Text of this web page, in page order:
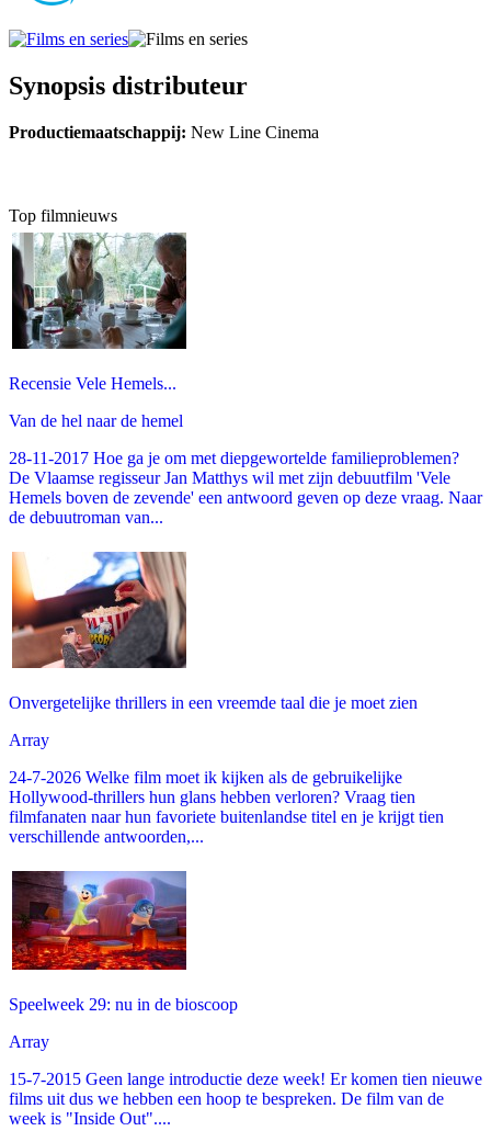
Synopsis distributeur
Productiemaatschappij: New Line Cinema
Top filmnieuws
Recensie Vele Hemels...
Van de hel naar de hemel
28-11-2017 Hoe ga je om met diepgewortelde familieproblemen?
De Vlaamse regisseur Jan Matthys wil met zijn debuutfilm 'Vele
Hemels boven de zevende' een antwoord geven op deze vraag. Naar
de debuutroman van...
Onvergetelijke thrillers in een vreemde taal die je moet zien
Array
24-7-2026 Welke film moet ik kijken als de gebruikelijke
Hollywood-thrillers hun glans hebben verloren? Vraag tien
filmfanaten naar hun favoriete buitenlandse titel en je krijgt tien
verschillende antwoorden,...
Speelweek 29: nu in de bioscoop
Array
15-7-2015 Geen lange introductie deze week! Er komen tien nieuwe
films uit dus we hebben een hoop te bespreken. De film van de
week is "Inside Out"....